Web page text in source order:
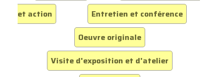
et action
Entretien et conférence
Oeuvre originale
Visite d'exposition et d'atelier